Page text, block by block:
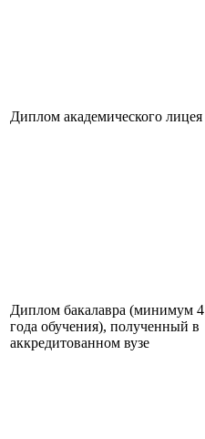
Диплом академического лицея
Диплом бакалавра (минимум 4
года обучения), полученный в
аккредитованном вузе